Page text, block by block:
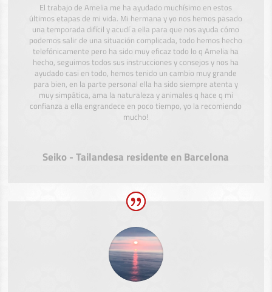
El trabajo de Amelia me ha ayudado muchísimo en estos
últimos etapas de mi vida. Mi hermana y yo nos hemos pasado
una temporada difícil y acudí a ella para que nos ayuda cómo
podemos salir de una situación complicada, todo hemos hecho
telefónicamente pero ha sido muy eficaz todo lo q Amelia ha
hecho, seguimos todos sus instrucciones y consejos y nos ha
ayudado casi en todo, hemos tenido un cambio muy grande
para bien, en la parte personal ella ha sido siempre atenta y
muy simpática, ama la naturaleza y animales q hace q mi
confianza a ella engrandece en poco tiempo, yo la recomiendo
mucho!
Seiko - Tailandesa residente en Barcelona